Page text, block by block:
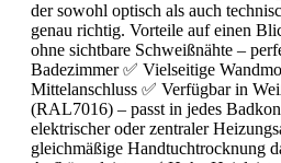
der sowohl optisch als auch
genau richtig. Vorteile auf einen
ohne sichtbare Schweißnähte –
Badezimmer ✅ Vielseitige
Mittelanschluss ✅ Verfügbar in
(RAL7016) – passt in jedes
elektrischer oder zentraler
gleichmäßige Handtuchtrocknung